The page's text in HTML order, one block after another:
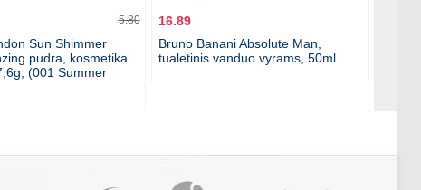
5.80
Sun Shimmer
pudra, kosmetika
(001 Summer
16.89
Bruno Banani Absolute Man,
tualetinis vanduo vyrams, 50ml